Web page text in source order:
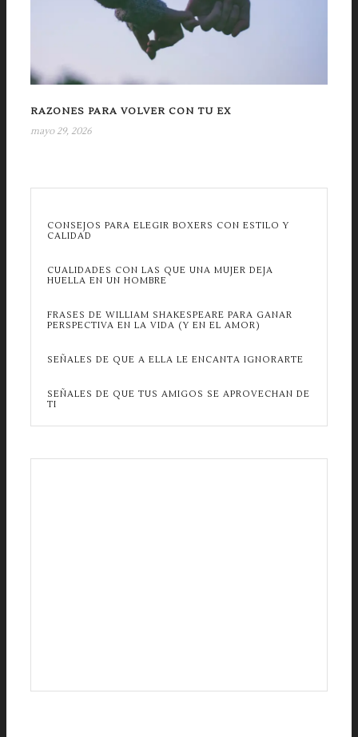
RAZONES PARA VOLVER CON TU EX
mayo 29, 2026
CONSEJOS PARA ELEGIR BOXERS CON ESTILO Y
CALIDAD
CUALIDADES CON LAS QUE UNA MUJER DEJA
HUELLA EN UN HOMBRE
FRASES DE WILLIAM SHAKESPEARE PARA GANAR
PERSPECTIVA EN LA VIDA (Y EN EL AMOR)
SEÑALES DE QUE A ELLA LE ENCANTA IGNORARTE
SEÑALES DE QUE TUS AMIGOS SE APROVECHAN DE
TI